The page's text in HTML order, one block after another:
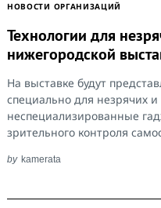
НОВОСТИ ОРГАНИЗАЦИЙ
Технологии для
нижегородской
На выставке будут
специально для незрячих
неспециализированные
зрительного контроля
by kamerata